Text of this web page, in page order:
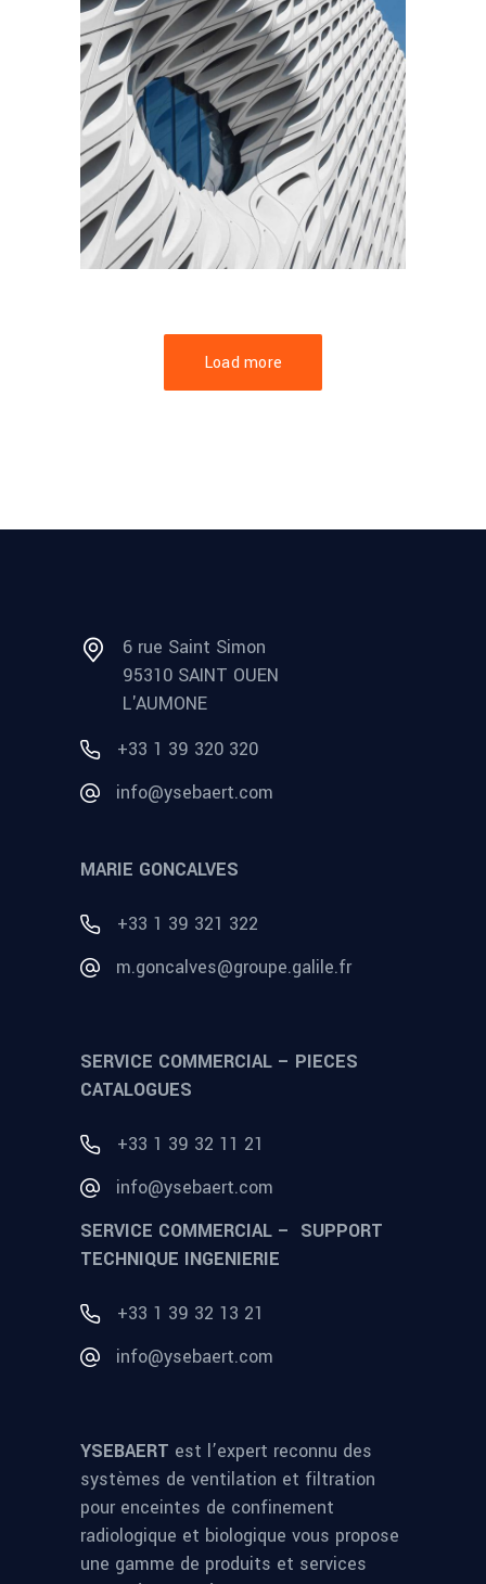
FORM
Parametric Design
Load more
6 rue Saint Simon
95310 SAINT OUEN
L'AUMONE
+33 1 39 320 320
info@ysebaert.com
MARIE GONCALVES
+33 1 39 321 322
m.goncalves@groupe.galile.fr
SERVICE COMMERCIAL – PIECES
CATALOGUES
+33 1 39 32 11 21
info@ysebaert.com
SERVICE COMMERCIAL – SUPPORT
TECHNIQUE INGENIERIE
+33 1 39 32 13 21
info@ysebaert.com
YSEBAERT est l’expert reconnu des
systèmes de ventilation et filtration
pour enceintes de confinement
radiologique et biologique vous propose
une gamme de produits et services